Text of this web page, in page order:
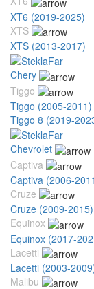
XT6 (2019-2025)
XTS
XTS (2013-2017)
Chery
Tiggo
Tiggo (2005-2011)
Tiggo 8 (2019-
Chevrolet
Captiva
Captiva (2006-
Cruze
Cruze (2009-2015)
Equinox
Equinox (2017-
Lacetti
Lacetti (2003-
Malibu